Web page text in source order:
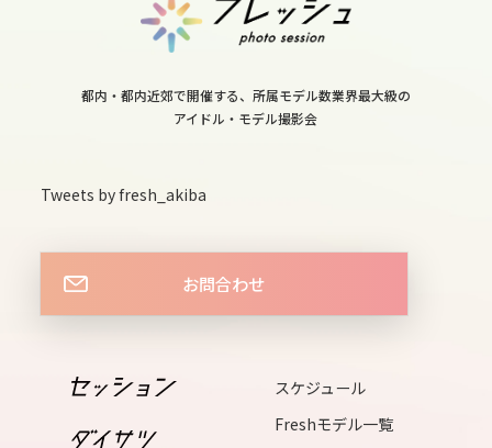
14
15
thu
17
sat
都内・都内近郊で開催する、所属モデル数業界最大級の
アイドル・モデル撮影会
Tweets by fresh_akiba
お問合わせ
スケジュール
Freshモデル一覧